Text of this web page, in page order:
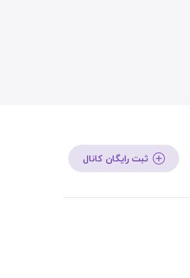
ثبت رایگان کانال